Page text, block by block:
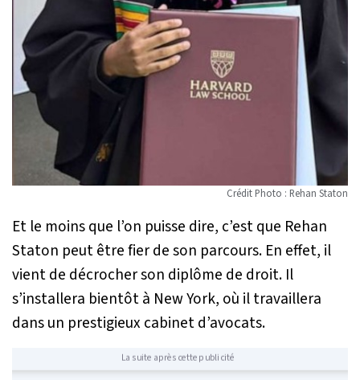
Crédit Photo : Rehan Staton
Et le moins que l’on puisse dire, c’est que Rehan
Staton peut être fier de son parcours. En effet, il
vient de décrocher son diplôme de droit. Il
s’installera bientôt à New York, où il travaillera
dans un prestigieux cabinet d’avocats.
La suite après cette publicité